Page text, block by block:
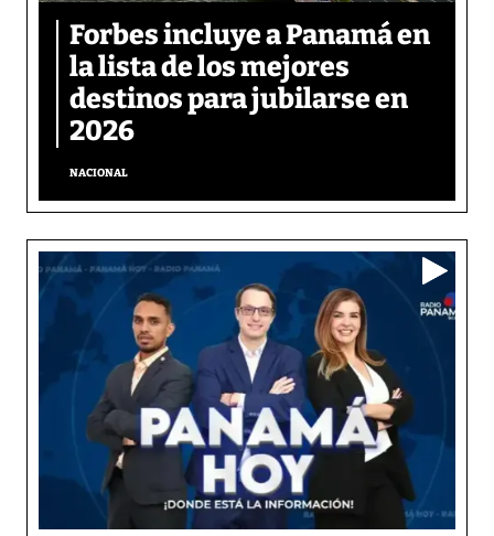
Forbes incluye a Panamá en
la lista de los mejores
destinos para jubilarse en
2026
NACIONAL